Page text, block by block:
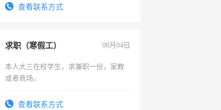
查看联系方式
求职（寒假工） 08月04日
本人大三在校学生，求兼职一份，家教
或者商场。
查看联系方式